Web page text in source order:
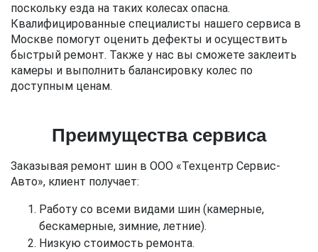
поскольку езда на таких колесах опасна.
Квалифицированные специалисты нашего сервиса в
Москве помогут оценить дефекты и осуществить
быстрый ремонт. Также у нас вы сможете заклеить
камеры и выполнить балансировку колес по
доступным ценам.
Преимущества сервиса
Заказывая ремонт шин в ООО «Техцентр Сервис-
Авто», клиент получает:
Работу со всеми видами шин (камерные,
бескамерные, зимние, летние).
Низкую стоимость ремонта.